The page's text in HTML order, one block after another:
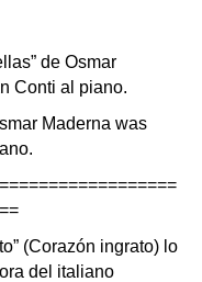
de Osmar
Conti al piano.
Maderna was
(Corazón ingrato) lo
del italiano